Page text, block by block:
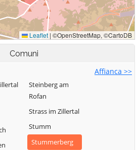
Comuni
Affianca >>
Steinberg am
Rofan
Strass im Zillertal
Stumm
Stummerberg